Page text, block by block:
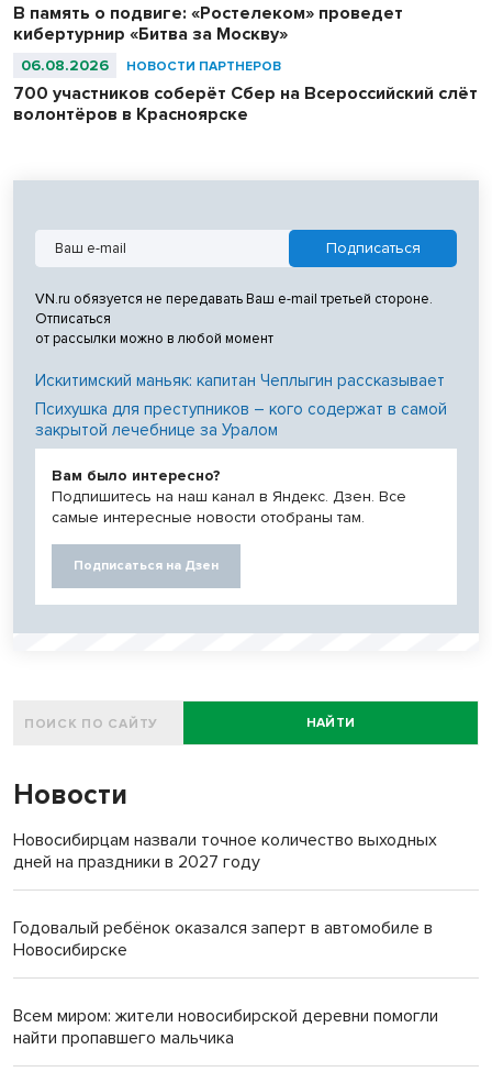
В память о подвиге: «Ростелеком» проведет
кибертурнир «Битва за Москву»
06.08.2026 НОВОСТИ ПАРТНЕРОВ
700 участников соберёт Сбер на Всероссийский слёт
волонтёров в Красноярске
VN.ru обязуется не передавать Ваш e-mail третьей стороне.
Отписаться
от рассылки можно в любой момент
Искитимский маньяк: капитан Чеплыгин рассказывает
Психушка для преступников – кого содержат в самой
закрытой лечебнице за Уралом
Вам было интересно?
Подпишитесь на наш канал в Яндекс. Дзен. Все
самые интересные новости отобраны там.
Подписаться на Дзен
НАЙТИ
Новости
Новосибирцам назвали точное количество выходных
дней на праздники в 2027 году
Годовалый ребёнок оказался заперт в автомобиле в
Новосибирске
Всем миром: жители новосибирской деревни помогли
найти пропавшего мальчика